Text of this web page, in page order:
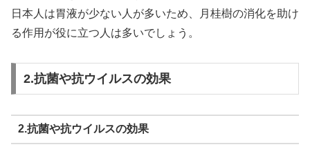
日本人は胃液が少ない人が多いため、月桂樹の消化を助け
る作用が役に立つ人は多いでしょう。
2.抗菌や抗ウイルスの効果
2.抗菌や抗ウイルスの効果